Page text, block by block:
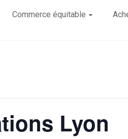
Commerce équitable
Lyon